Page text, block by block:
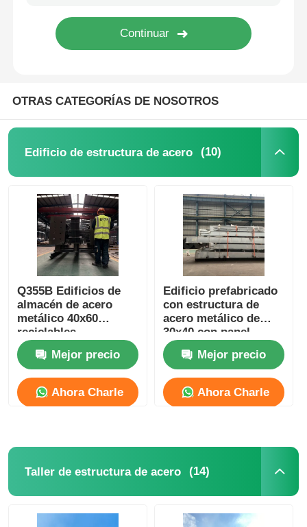
Estructura de acero de varios pisos
Estructura de acero industrial
Estructura de acero comercial
Estructura de acero prefabricada
OTRAS CATEGORÍAS DE NOSOTROS
Edificio de estructura de acero (10)
Q355B Edificios de
almacén de acero
metálico 40x60
reciclables
personalizados
Mejor precio
Ahora Charle
Edificio prefabricado
con estructura de
acero metálico de
30x40 con panel
sándwich de lana de
roca en la pared
Mejor precio
Ahora Charle
Taller de estructura de acero (14)